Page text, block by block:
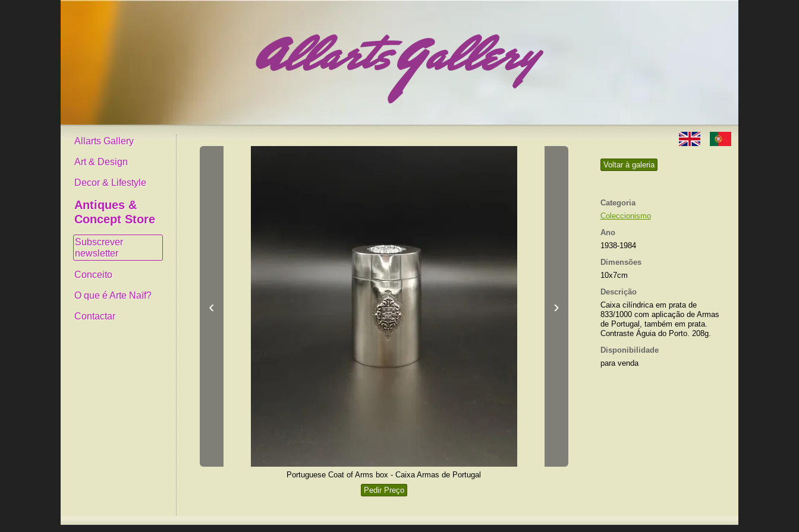
Allarts Gallery
Art & Design
Decor & Lifestyle
Antiques &
Concept Store
Subscrever
newsletter
Conceito
O que é Arte Naïf?
Contactar
Voltar à galeria
Categoria
Coleccionismo
Ano
1938-1984
Dimensões
10x7cm
Descrição
Caixa cilíndrica em prata de
833/1000 com aplicação de Armas
de Portugal, também em prata.
Contraste Águia do Porto. 208g.
Disponibilidade
para venda
‹ ›
Portuguese Coat of Arms box - Caixa Armas de Portugal
Pedir Preço